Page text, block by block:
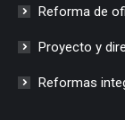
Reforma de
Proyecto y
Reformas